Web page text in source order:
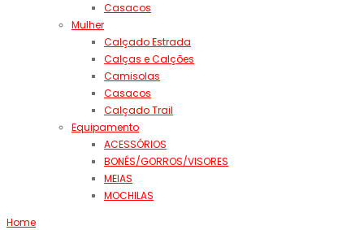
Casacos
Mulher
Calçado Estrada
Calças e Calções
Camisolas
Casacos
Calçado Trail
Equipamento
ACESSÓRIOS
BONÉS/GORROS/VISORES
MEIAS
MOCHILAS
Home